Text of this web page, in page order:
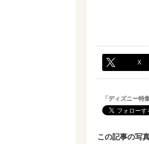
X
「ディズニー特
この記事の写